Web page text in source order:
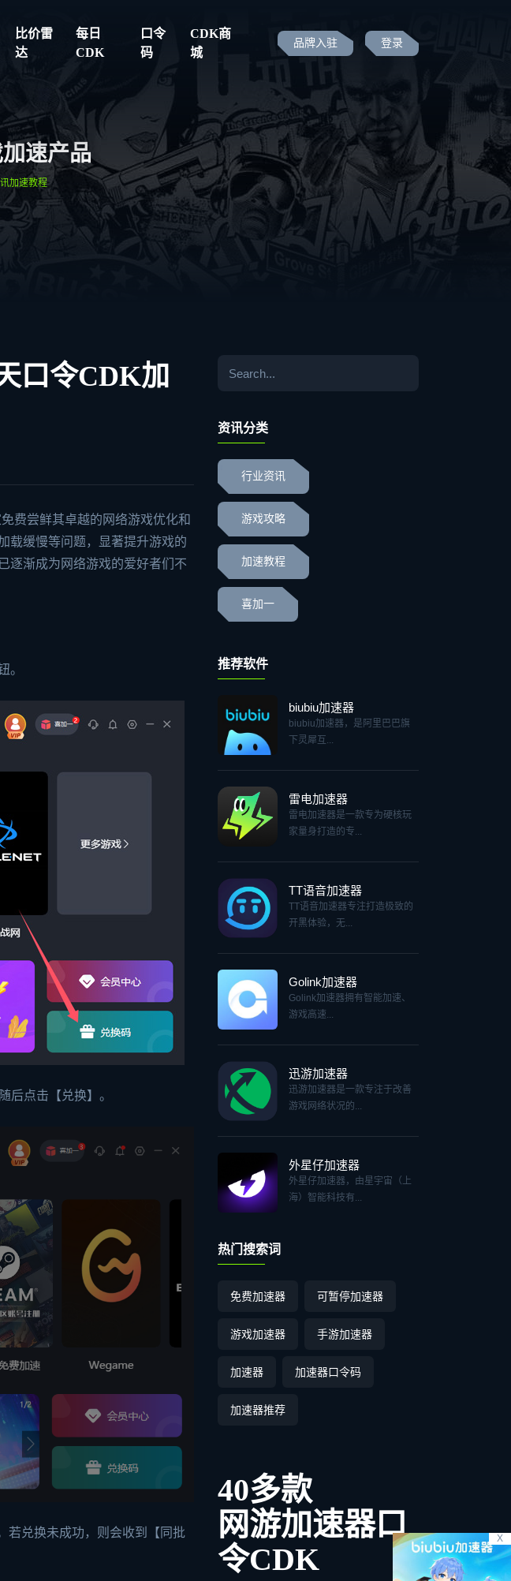
比价雷
达
每日
CDK
口令
码
CDK商
城
品牌入驻 登录
X
速产品
加速教程
口令CDK加
费尝鲜其卓越的网络游戏优化和
载缓慢等问题，显著提升游戏的
逐渐成为网络游戏的爱好者们不
。
后点击【兑换】。
若兑换未成功，则会收到【同批
资讯分类
行业资讯
游戏攻略
加速教程
喜加一
推荐软件
biubiu加速器
biubiu加速器，是阿里巴巴旗
下灵犀互...
雷电加速器
雷电加速器是一款专为硬核玩
家量身打造的专...
TT语音加速器
TT语音加速器专注打造极致的
开黑体验，无...
Golink加速器
Golink加速器拥有智能加速、
游戏高速...
迅游加速器
迅游加速器是一款专注于改善
游戏网络状况的...
外星仔加速器
外星仔加速器，由星宇宙（上
海）智能科技有...
热门搜索词
免费加速器 可暂停加速器
游戏加速器 手游加速器
加速器 加速器口令码
加速器推荐
40多款
网游加速器口
令CDK